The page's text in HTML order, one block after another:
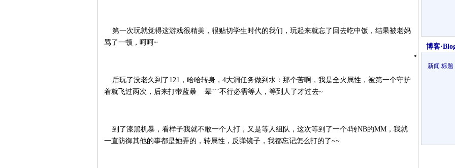
第一次玩就觉得这游戏很精美，很贴切学生时代的我们，玩起来就忘了回去吃中饭，结果被老妈
骂了一顿，呵呵~
后玩了没老久到了121，哈哈转身，4大洞任务做到水：那个苦啊，我是全火属性，被第一个守护
着就飞过两次，后来打带蓝暴 晕```不行必需等人，等到人了才过去~
到了漆黑机暴，看样子我就不敢一个人打，又是等人组队，这次等到了一个4转NB的MM，我就
一直防御其他的事都是她弄的，转属性，反弹镜子，我都忘记怎么打的了~~
博客
新闻 标